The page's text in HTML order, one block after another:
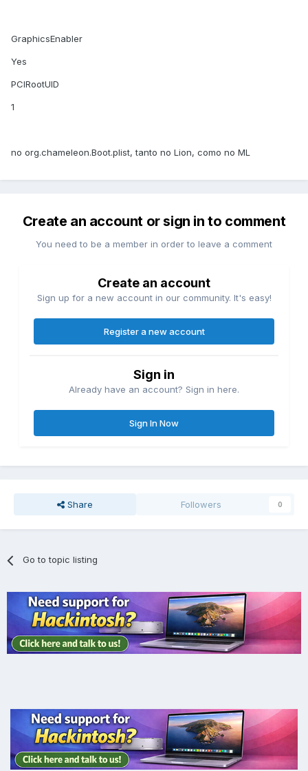
GraphicsEnabler
Yes
PCIRootUID
1
no org.chameleon.Boot.plist, tanto no Lion, como no ML
Create an account or sign in to comment
You need to be a member in order to leave a comment
Create an account
Sign up for a new account in our community. It's easy!
Register a new account
Sign in
Already have an account? Sign in here.
Sign In Now
Share Followers 0
Go to topic listing